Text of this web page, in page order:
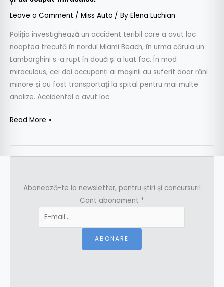
Leave a Comment / Miss Auto / By Elena Luchian
Poliția investighează un accident teribil care a avut loc
noaptea trecută în nordul Miami Beach, în urma căruia un
Lamborghini s-a rupt în două și a luat foc. În mod
miraculous, cei doi occupanți ai mașinii au suferit doar răni
minore și au fost transportați la spital pentru mai multe
analize. Accidental a avut loc
au
scăpat
miraculos!
Read More »
Abonează-te la newsletter, pentru știri și concursuri!
Cont abonament *
ABONARE